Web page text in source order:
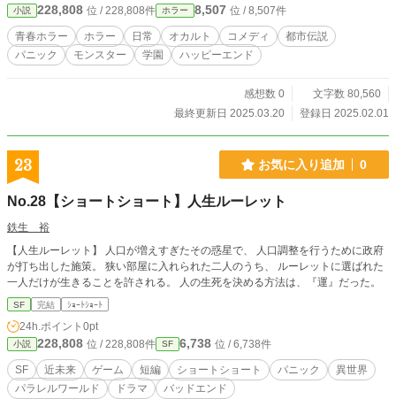
小説 228,808 位 / 228,808件 ホラー 8,507 位 / 8,507件
青春ホラー ホラー 日常 オカルト コメディ
都市伝説
パニック
モンスター 学園 ハッピーエンド
感想数 0
文字数 80,560
最終更新日 2025.03.20
登録日 2025.02.01
23 お気に入り追加 0
No.28【ショートショート】人生ルーレット
鉄生 裕
【人生ルーレット】 人口が増えすぎたその惑星で、 人口調整を行うために政府
が打ち出した施策。 狭い部屋に入れられた二人のうち、 ルーレットに選ばれた
一人だけが生きることを許される。 人の生死を決める方法は、『運』だった。
SF 完結 ｼｮｰﾄｼｮｰﾄ
24h.ポイント 0pt
小説 228,808 位 / 228,808件 SF 6,738 位 / 6,738件
SF 近未来 ゲーム 短編 ショートショート パニック
異世界
パラレルワールド
ドラマ バッドエンド